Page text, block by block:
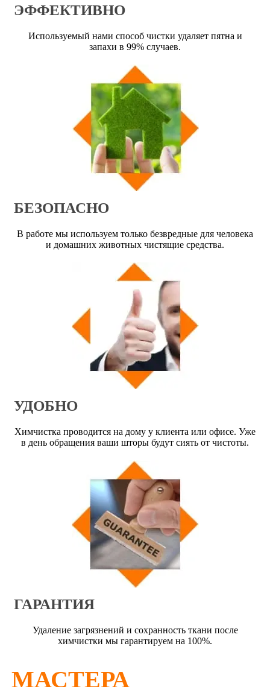
ЭФФЕКТИВНО
Используемый нами способ чистки удаляет пятна и
запахи в 99% случаев.
БЕЗОПАСНО
В работе мы используем только безвредные для человека
и домашних животных чистящие средства.
УДОБНО
Химчистка проводится на дому у клиента или офисе. Уже
в день обращения ваши шторы будут сиять от чистоты.
ГАРАНТИЯ
Удаление загрязнений и сохранность ткани после
химчистки мы гарантируем на 100%.
МАСТЕРА